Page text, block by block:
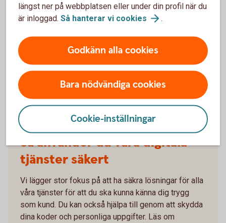
Hjälp att komma igång?
Hjälp att logga in i appen ochinternetbanken
Ring oss på 0771-97 75 12 för digital support
Så använder du våra digitala
tjänster säkert
Vi lägger stor fokus på att ha säkra lösningar för alla
våra tjänster för att du ska kunna känna dig trygg
som kund. Du kan också hjälpa till genom att skydda
dina koder och personliga uppgifter. Läs om
längst ner på webbplatsen eller under din profil när du
är inloggad. Så hanterar vi cookies .
Godkänn alla cookies
Bara nödvändiga cookies
Cookie-inställningar